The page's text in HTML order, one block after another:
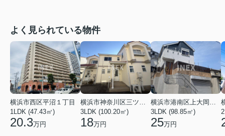
よく見られている物件
横浜市西区平沼１丁目
1LDK (47.43㎡)
20.3万円
横浜市神奈川区三ツ沢上町
3LDK (100.20㎡)
18万円
横浜市港南区上大岡東２丁目
3LDK (98.85㎡)
25万円